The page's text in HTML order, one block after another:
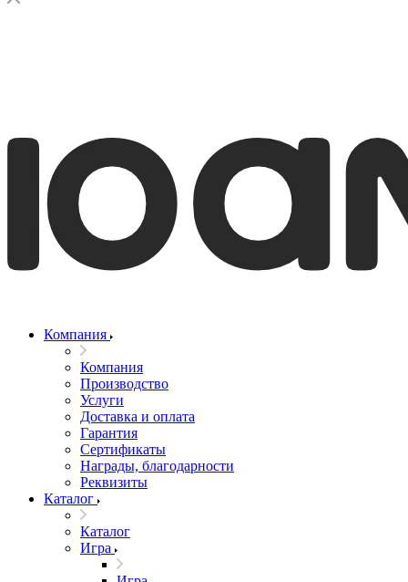
Компания
Компания
Производство
Услуги
Доставка и оплата
Гарантия
Сертификаты
Награды, благодарности
Реквизиты
Каталог
Каталог
Игра